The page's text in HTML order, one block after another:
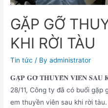
GẶP GỠ
KHI RỜI TÀU
Tin tức / Byadministrator
𝐆𝐀̣̆𝐏 𝐆𝐎̛̃ 𝐓𝐇𝐔𝐘𝐄̂̀𝐍 𝐕𝐈𝐄̂𝐍 𝐒𝐀𝐔
28/11, Công ty đã có buổi
em thuyền viên sau khi rời